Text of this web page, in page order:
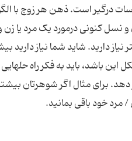
درگیر است. ذهن هر زوج با
دارید. شاید شما نیاز دارید
باشد، باید به فکر راه
برای مثال اگر شوهرتان بیشتر